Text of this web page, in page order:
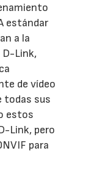
estándar
a la
D-Link,
de vídeo
todas sus
estos
Link, pero
para